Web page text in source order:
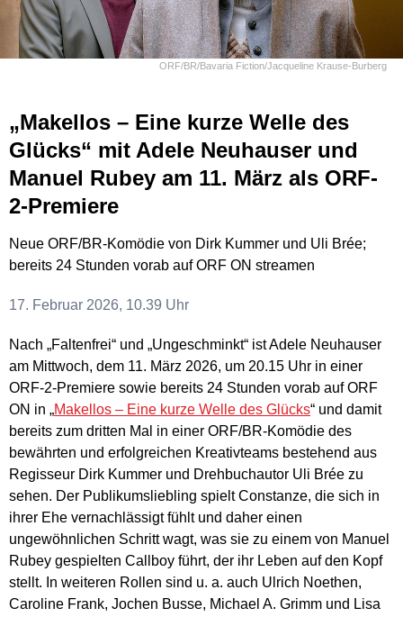
ORF/BR/Bavaria Fiction/Jacqueline Krause-Burberg
„Makellos – Eine kurze Welle des
Glücks“ mit Adele Neuhauser und
Manuel Rubey am 11. März als ORF-
2-Premiere
Neue ORF/BR-Komödie von Dirk Kummer und Uli Brée;
bereits 24 Stunden vorab auf ORF ON streamen
17. Februar 2026, 10.39 Uhr
Nach „Faltenfrei“ und „Ungeschminkt“ ist Adele Neuhauser
am Mittwoch, dem 11. März 2026, um 20.15 Uhr in einer
ORF-2-Premiere sowie bereits 24 Stunden vorab auf ORF
ON in „Makellos – Eine kurze Welle des Glücks“ und damit
bereits zum dritten Mal in einer ORF/BR-Komödie des
bewährten und erfolgreichen Kreativteams bestehend aus
Regisseur Dirk Kummer und Drehbuchautor Uli Brée zu
sehen. Der Publikumsliebling spielt Constanze, die sich in
ihrer Ehe vernachlässigt fühlt und daher einen
ungewöhnlichen Schritt wagt, was sie zu einem von Manuel
Rubey gespielten Callboy führt, der ihr Leben auf den Kopf
stellt. In weiteren Rollen sind u. a. auch Ulrich Noethen,
Caroline Frank, Jochen Busse, Michael A. Grimm und Lisa